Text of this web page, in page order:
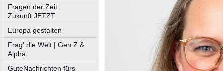
Fragen der Zeit
Zukunft JETZT
Europa gestalten
Frag' die Welt | Gen Z &
Alpha
GuteNachrichten fürs